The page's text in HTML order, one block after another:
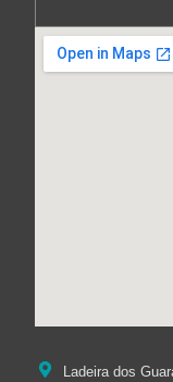
Ladeira dos